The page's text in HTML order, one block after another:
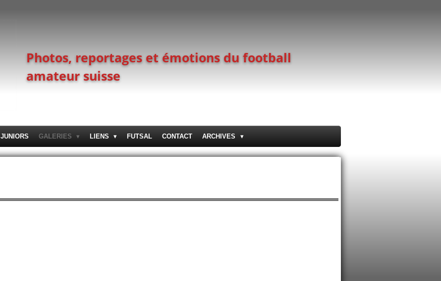
Photos, reportages et émotions du football
amateur suisse
JUNIORS GALERIES LIENS FUTSAL CONTACT ARCHIVES